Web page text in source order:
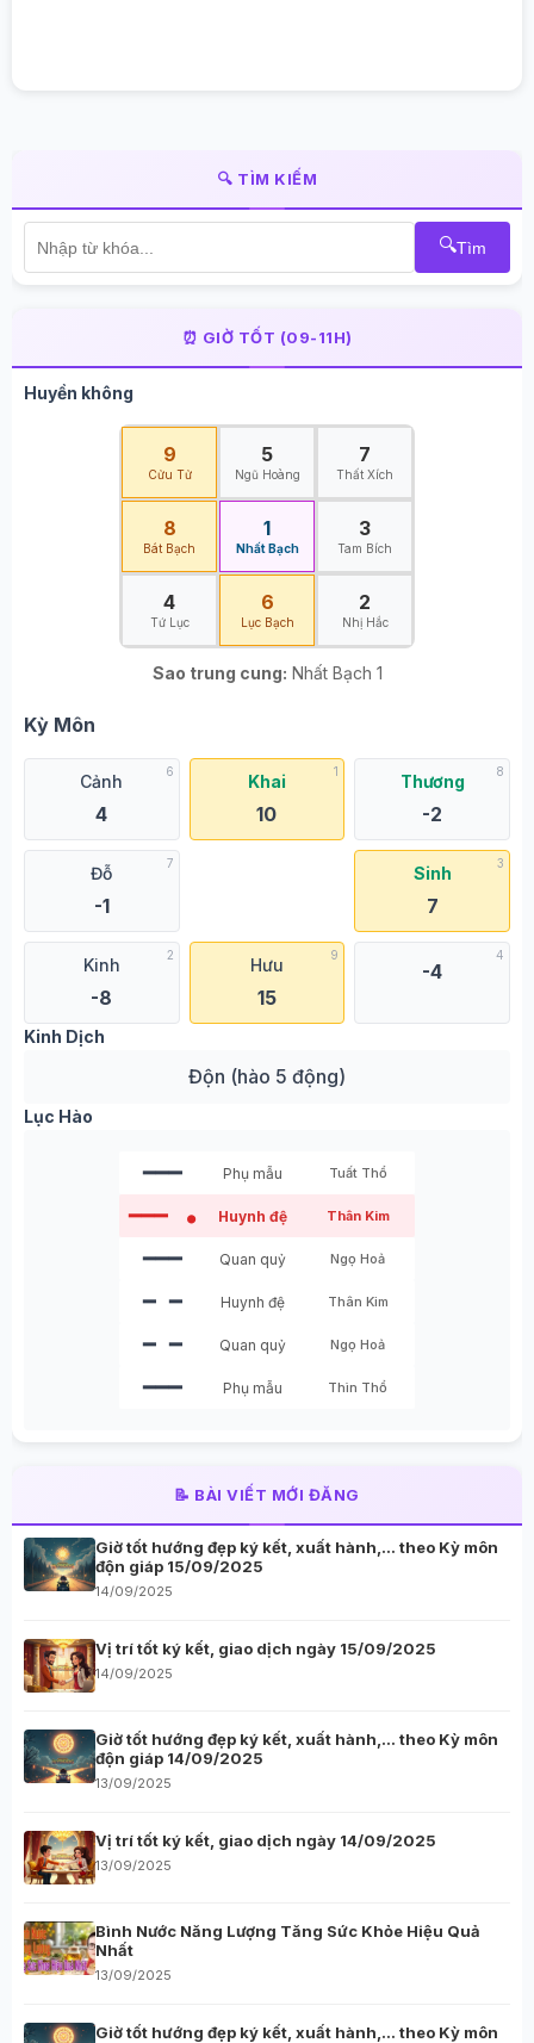
🔍 TÌM KIẾM
🔍Tìm
⏰ GIỜ TỐT (09-11H)
Huyền không
9
Cửu Tử
5
Ngũ Hoàng
7
Thất Xích
8
Bát Bạch
1
Nhất Bạch
3
Tam Bích
4
Tứ Lục
6
Lục Bạch
2
Nhị Hắc
Sao trung cung: Nhất Bạch 1
Kỳ Môn
6
Cảnh
4
1
Khai
10
8
Thương
-2
7
Đỗ
-1
3
Sinh
7
2
Kinh
-8
9
Hưu
15
4
-4
Kinh Dịch
Độn (hào 5 động)
Lục Hào
━━━ Phụ mẫu Tuất Thổ
━━━ ● Huynh đệ Thân Kim
━━━ Quan quỷ Ngọ Hoả
━ ━ Huynh đệ Thân Kim
━ ━ Quan quỷ Ngọ Hoả
━━━ Phụ mẫu Thìn Thổ
📝 BÀI VIẾT MỚI ĐĂNG
Giờ tốt hướng đẹp ký kết, xuất hành,… theo Kỳ môn
độn giáp 15/09/2025
14/09/2025
Vị trí tốt ký kết, giao dịch ngày 15/09/2025
14/09/2025
Giờ tốt hướng đẹp ký kết, xuất hành,… theo Kỳ môn
độn giáp 14/09/2025
13/09/2025
Vị trí tốt ký kết, giao dịch ngày 14/09/2025
13/09/2025
Bình Nước Năng Lượng Tăng Sức Khỏe Hiệu Quả
Nhất
13/09/2025
Giờ tốt hướng đẹp ký kết, xuất hành,… theo Kỳ môn